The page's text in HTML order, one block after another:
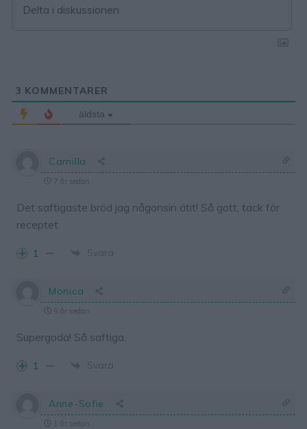
3 KOMMENTARER
äldsta
Camilla
7 år sedan
Det saftigaste bröd jag någonsin ätit! Så gott, tack för
receptet.
1 Svara
Monica
5 år sedan
Supergoda! Så saftiga.
1 Svara
Anne-Sofie
1 år sedan